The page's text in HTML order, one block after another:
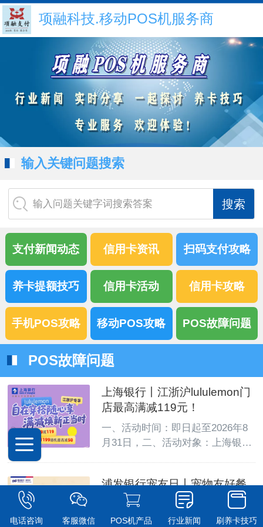
项融科技.移动POS机服务商
输入关键问题搜索
输入问题关键字词搜索答案
支付新闻动态 信用卡资讯 扫码支付攻略
养卡提额技巧 信用卡活动 信用卡攻略
手机POS攻略 移动POS攻略 POS故障问题
POS故障问题
上海银行丨江浙沪lululemon门
店最高满减119元！
一、活动时间：即日起至2026年8
月31日，二、活动对象：上海银行
lululemon上海、浙江、江苏地区指
定门店下单，使用上海银行信用卡
或借记卡绑支付宝支付，享首笔满
浦发银行宠友日丨宠物友好餐
厅半价最高立减50元！
一、活动时间：2026年8月10日-8
电话咨询 客服微信 POS机产品 行业新闻 刷养卡技巧